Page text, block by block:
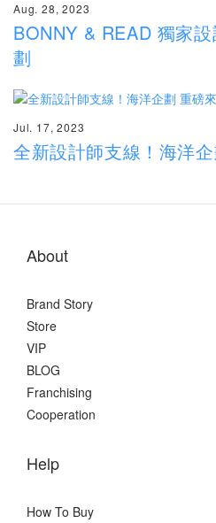
Aug. 28, 2023
BONNY & READ 獨家
劃
Jul. 17, 2023
全新設計師支線！海洋
About
Brand Story
Store
VIP
BLOG
Franchising
Cooperation
Help
How To Buy